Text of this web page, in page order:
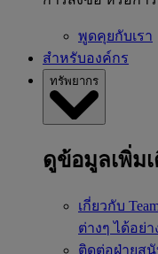
พูดคุยกับเรา
สำหรับองค์กร
ทรัพยากร
ดูข้อมูลเพิ่มเ
เกี่ยวกับ
ต่างๆ ได้อย่
ติดต่อฝ่ายส